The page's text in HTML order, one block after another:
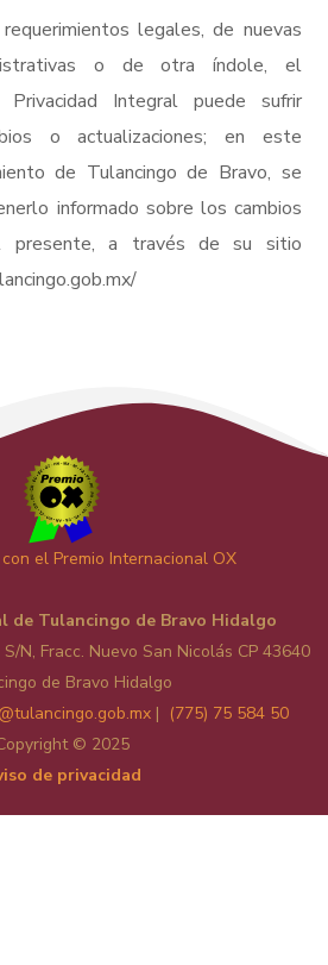
legales, de nuevas
o de otra índole, el
Integral puede sufrir
o actualizaciones; en este
de Tulancingo de Bravo, se
informado sobre los cambios
presente, a través de su sitio
el Premio Internacional OX
de Tulancingo de Bravo Hidalgo
N, Fracc. Nuevo San Nicolás CP 43640
de Bravo Hidalgo
| (775) 75 584 50
© 2025
de privacidad